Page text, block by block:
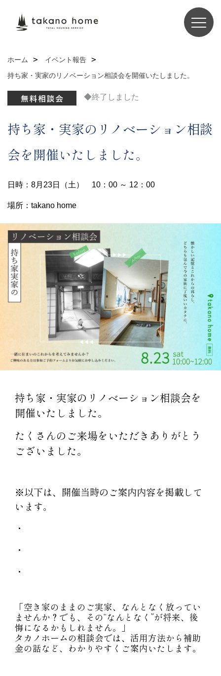
ホーム
イベント報告
持ち家・実家のリノベーション相談会を開催いたしました。
◆終了しました
持ち家・実家のリノベーション相談
会を開催いたしました。
日時：8月23日（土） 10：00 ～ 12：00
場所：takano home
持ち家・実家のリノベーション相談会を
開催いたしました。
たくさんのご来場をいただきありがとう
ございました。
※以下は、開催当時のご案内内容を掲載して
います。
・
・
・
「空き家のままのご実家、なんとなく放ってい
ませんか？でも、その“なんとなく”が将来、後
悔になるかもしれません。」
タカノホームの相談会では、活用方法から補助
金の話など、わかりやすくご案内いたします。